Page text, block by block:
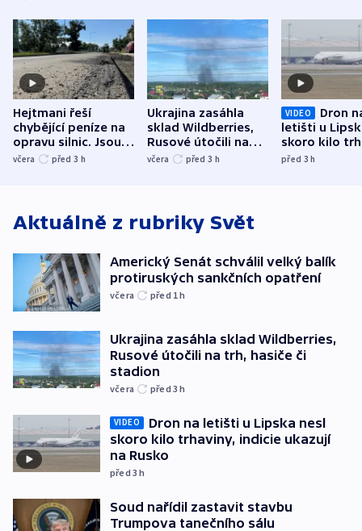
Hejtmani řeší
chybějící peníze na
opravu silnic. Jsou
nenárokové, namítá
včera před 3 h
Ukrajina zasáhla
sklad Wildberries,
Rusové útočili na
trh, hasiče či
včera před 3 h
VIDEO
Dron
letišti u
skoro kilo
indicie
před 3h
Aktuálně z rubriky Svět
Americký Senát schválil velký balík
protiruských sankčních opatření
včera před 1h
Ukrajina zasáhla sklad Wildberries,
Rusové útočili na trh, hasiče či
stadion
včera před 3h
VIDEO
Dron na letišti u Lipska nesl
skoro kilo trhaviny, indicie ukazují
na Rusko
před 3h
Soud nařídil zastavit stavbu
Trumpova tanečního sálu